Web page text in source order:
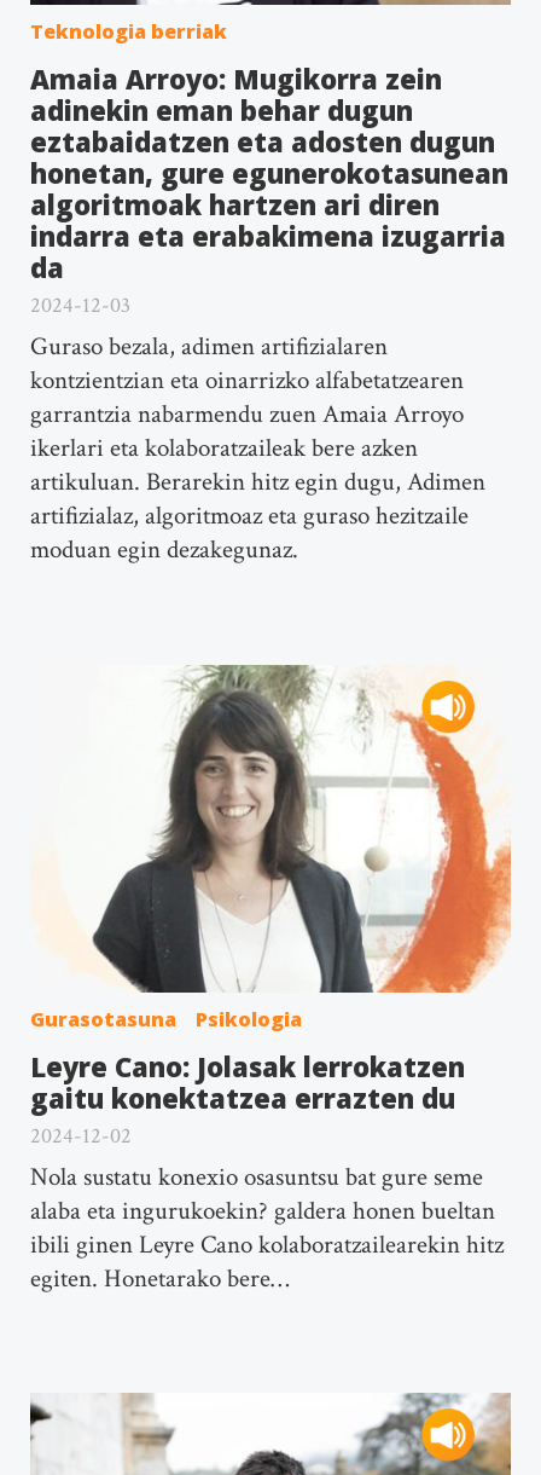
Teknologia berriak
Amaia Arroyo: Mugikorra zein
adinekin eman behar dugun
eztabaidatzen eta adosten dugun
honetan, gure egunerokotasunean
algoritmoak hartzen ari diren
indarra eta erabakimena izugarria
da
2024-12-03
Guraso bezala, adimen artifizialaren
kontzientzian eta oinarrizko alfabetatzearen
garrantzia nabarmendu zuen Amaia Arroyo
ikerlari eta kolaboratzaileak bere azken
artikuluan. Berarekin hitz egin dugu, Adimen
artifizialaz, algoritmoaz eta guraso hezitzaile
moduan egin dezakegunaz.
Gurasotasuna Psikologia
Leyre Cano: Jolasak lerrokatzen
gaitu konektatzea errazten du
2024-12-02
Nola sustatu konexio osasuntsu bat gure seme
alaba eta ingurukoekin? galdera honen bueltan
ibili ginen Leyre Cano kolaboratzailearekin hitz
egiten. Honetarako bere…